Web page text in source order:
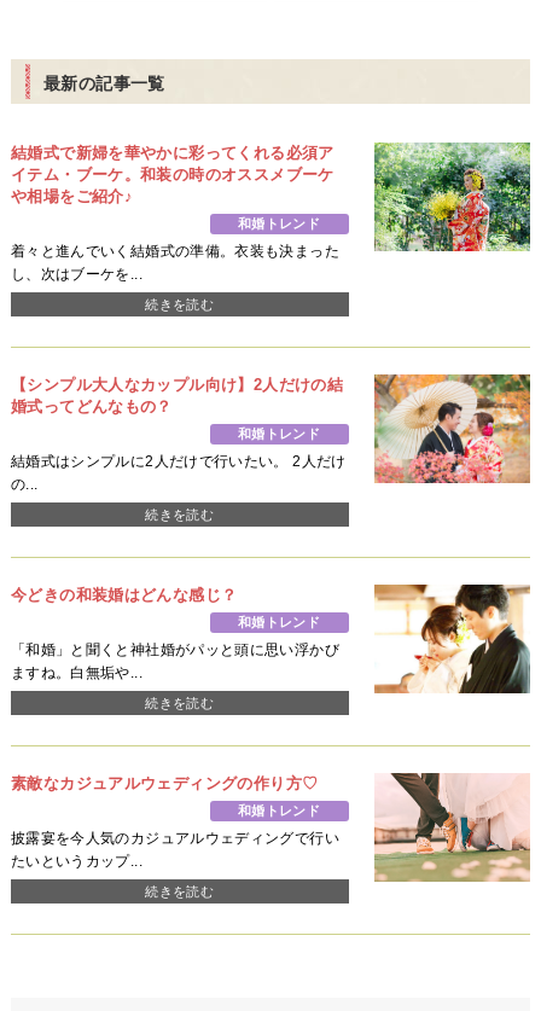
最新の記事一覧
結婚式で新婦を華やかに彩ってくれる必須ア
イテム・ブーケ。和装の時のオススメブーケ
や相場をご紹介♪
和婚トレンド
着々と進んでいく結婚式の準備。衣装も決まった
し、次はブーケを...
続きを読む
【シンプル大人なカップル向け】2人だけの結
婚式ってどんなもの？
和婚トレンド
結婚式はシンプルに2人だけで行いたい。 2人だけ
の...
続きを読む
今どきの和装婚はどんな感じ？
和婚トレンド
「和婚」と聞くと神社婚がパッと頭に思い浮かび
ますね。白無垢や...
続きを読む
素敵なカジュアルウェディングの作り方♡
和婚トレンド
披露宴を今人気のカジュアルウェディングで行い
たいというカップ...
続きを読む